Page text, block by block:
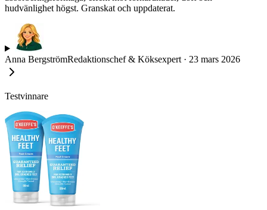
hudvänlighet högst. Granskat och uppdaterat.
Anna BergströmRedaktionschef & Köksexpert · 23 mars 2026
Testvinnare